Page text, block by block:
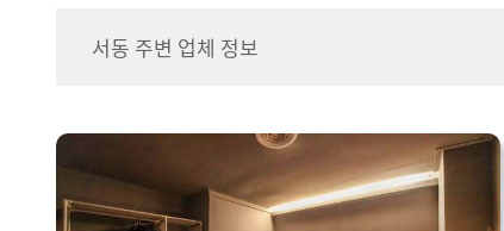
서동 주변 업체 정보